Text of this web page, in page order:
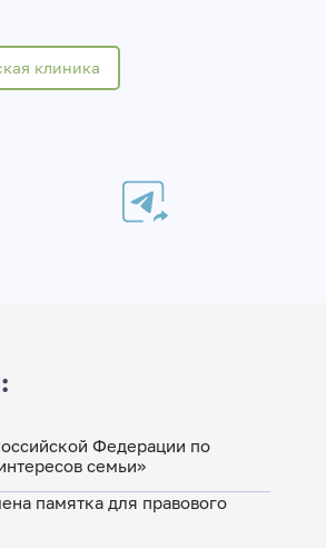
клиника
Федерации по
семьи»
памятка для правового